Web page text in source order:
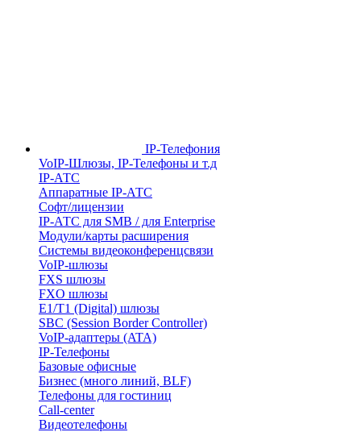
IP-Телефония
VoIP-Шлюзы, IP-Телефоны и т.д
IP-АТС
Аппаратные IP-АТС
Софт/лицензии
IP-АТС для SMB / для Enterprise
Модули/карты расширения
Системы видеоконференцсвязи
VoIP-шлюзы
FXS шлюзы
FXO шлюзы
E1/T1 (Digital) шлюзы
SBC (Session Border Controller)
VoIP-адаптеры (ATA)
IP-Телефоны
Базовые офисные
Бизнес (много линий, BLF)
Телефоны для гостиниц
Call-center
Видеотелефоны